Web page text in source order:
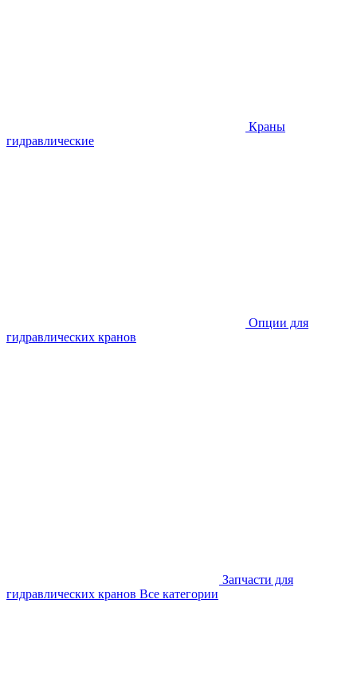
Краны
гидравлические
Опции для
гидравлических кранов
Запчасти для
гидравлических кранов Все категории